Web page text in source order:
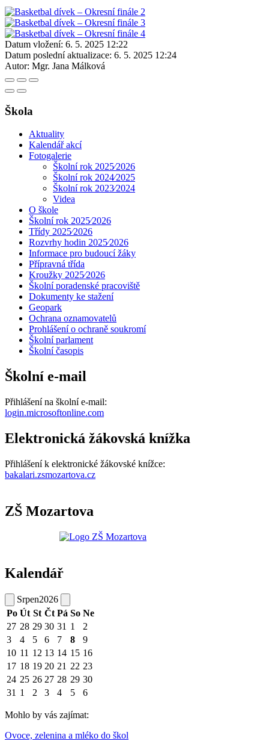
Datum vložení: 6. 5. 2025 12:22
Datum poslední aktualizace: 6. 5. 2025 12:24
Autor: Mgr. Jana Málková
Škola
Aktuality
Kalendář akcí
Fotogalerie
Školní rok 2025⁄2026
Školní rok 2024⁄2025
Školní rok 2023⁄2024
Videa
O škole
Školní rok 2025⁄2026
Třídy 2025⁄2026
Rozvrhy hodin 2025⁄2026
Informace pro budoucí žáky
Přípravná třída
Kroužky 2025⁄2026
Školní poradenské pracoviště
Dokumenty ke stažení
Geopark
Ochrana oznamovatelů
Prohlášení o ochraně soukromí
Školní parlament
Školní časopis
Školní e-mail
Přihlášení na školní e-mail:
login.microsoftonline.com
Elektronická žákovská knížka
Přihlášení k elektronické žákovské knížce:
bakalari.zsmozartova.cz
ZŠ Mozartova
Kalendář
Srpen2026
Po Út St Čt Pá So Ne
27 28 29 30 31 1
2
3
4 5 6 7 8
9
10 11 12 13 14 15 16
17 18 19 20 21 22 23
24 25 26 27 28 29 30
31 1 2 3 4 5 6
Mohlo by vás zajímat:
Ovoce, zelenina a mléko do škol